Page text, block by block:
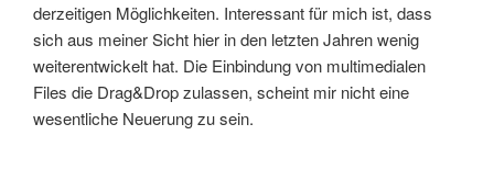
derzeitigen Möglichkeiten. Interessant für mich ist, dass
sich aus meiner Sicht hier in den letzten Jahren wenig
weiterentwickelt hat. Die Einbindung von multimedialen
Files die Drag&Drop zulassen, scheint mir nicht eine
wesentliche Neuerung zu sein.